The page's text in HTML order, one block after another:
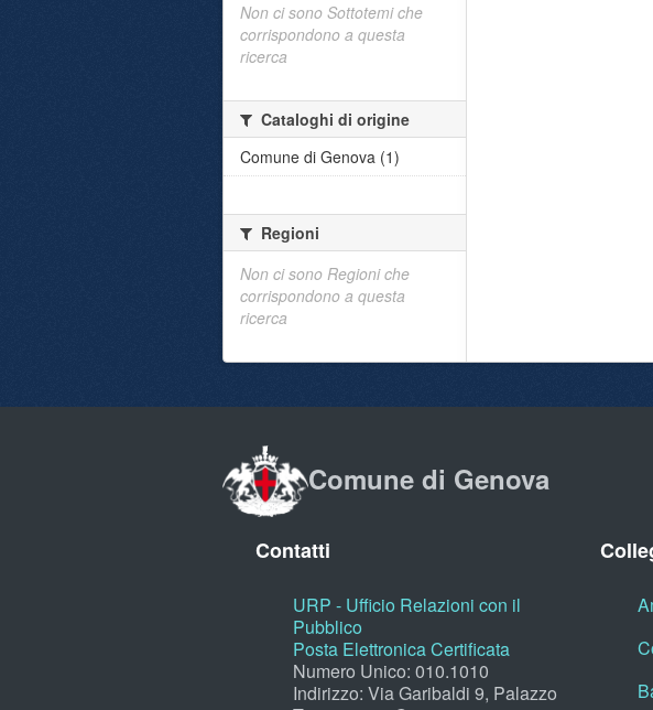
Non ci sono Sottotemi che
corrispondono a questa
ricerca
Cataloghi di origine
Comune di Genova (1)
Regioni
Non ci sono Regioni che
corrispondono a questa
ricerca
Comune di Genova
Contatti
URP - Ufficio Relazioni con il
Pubblico
Posta Elettronica Certificata
Numero Unico: 010.1010
Indirizzo: Via Garibaldi 9, Palazzo